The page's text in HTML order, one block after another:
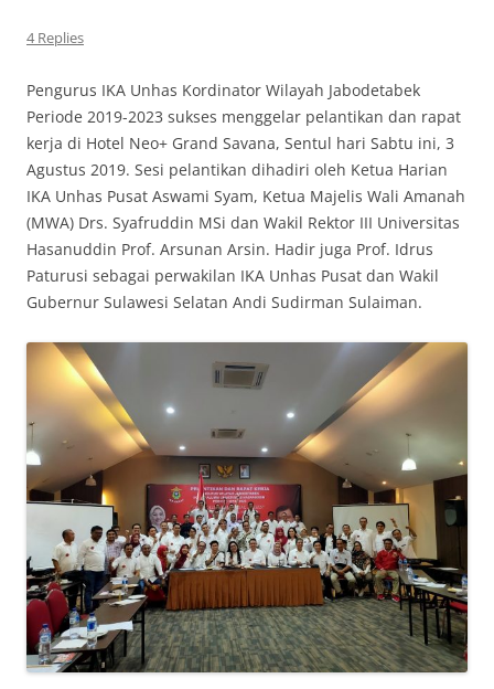
4 Replies
Pengurus IKA Unhas Kordinator Wilayah Jabodetabek
Periode 2019-2023 sukses menggelar pelantikan dan rapat
kerja di Hotel Neo+ Grand Savana, Sentul hari Sabtu ini, 3
Agustus 2019. Sesi pelantikan dihadiri oleh Ketua Harian
IKA Unhas Pusat Aswami Syam, Ketua Majelis Wali Amanah
(MWA) Drs. Syafruddin MSi dan Wakil Rektor III Universitas
Hasanuddin Prof. Arsunan Arsin. Hadir juga Prof. Idrus
Paturusi sebagai perwakilan IKA Unhas Pusat dan Wakil
Gubernur Sulawesi Selatan Andi Sudirman Sulaiman.